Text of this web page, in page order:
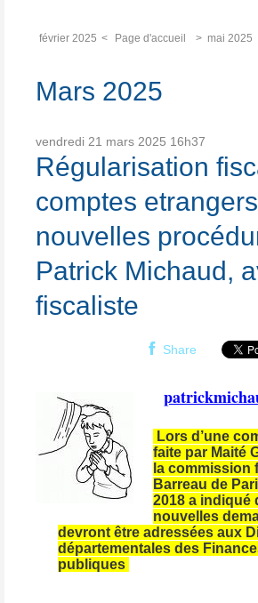
février 2025 Page d'accueil mai 2025
Mars 2025
vendredi 21 mars 2025 16h37
Régularisation
comptes
nouvelles
Patrick Michaud,
fiscaliste
Share
Lors d’une
faite par Maité
la commission
Barreau de
2018 a indiqué
nouvelles
devront être adressées aux
départementales des
publiques